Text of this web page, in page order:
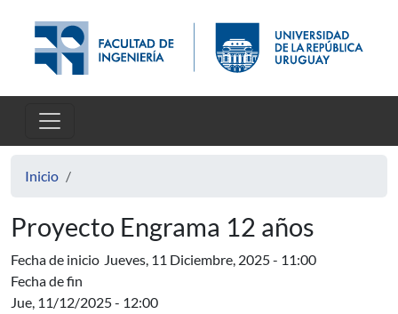
Inicio
Proyecto Engrama 12 años
Fecha de inicio Jueves, 11 Diciembre, 2025 - 11:00
Fecha de fin
Jue, 11/12/2025 - 12:00